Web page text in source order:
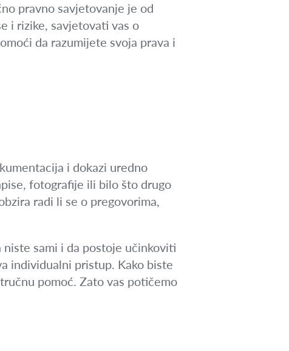
pravno savjetovanje je od
i rizike, savjetovati vas o
da razumijete svoja prava i
i dokazi uredno
fotografije ili bilo što drugo
radi li se o pregovorima,
sami i da postoje učinkoviti
individualni pristup. Kako biste
pomoć. Zato vas potičemo